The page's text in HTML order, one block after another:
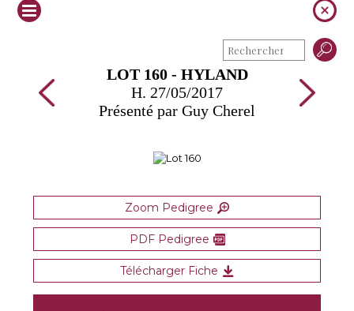
LOT 160 - HYLAND
H. 27/05/2017
Présenté par Guy Cherel
Zoom Pedigree
PDF Pedigree
Télécharger Fiche